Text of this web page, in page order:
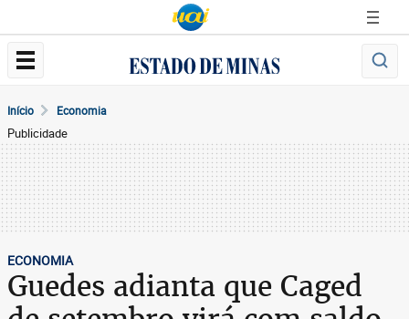
Início Economia
Publicidade
ECONOMIA
Guedes adianta que Caged